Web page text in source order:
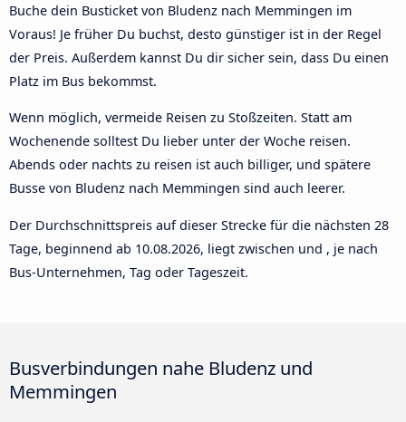
Buche dein Busticket von Bludenz nach Memmingen im
Voraus! Je früher Du buchst, desto günstiger ist in der Regel
der Preis. Außerdem kannst Du dir sicher sein, dass Du einen
Platz im Bus bekommst.
Wenn möglich, vermeide Reisen zu Stoßzeiten. Statt am
Wochenende solltest Du lieber unter der Woche reisen.
Abends oder nachts zu reisen ist auch billiger, und spätere
Busse von Bludenz nach Memmingen sind auch leerer.
Der Durchschnittspreis auf dieser Strecke für die nächsten 28
Tage, beginnend ab 10.08.2026, liegt zwischen und , je nach
Bus-Unternehmen, Tag oder Tageszeit.
Busverbindungen nahe Bludenz und
Memmingen